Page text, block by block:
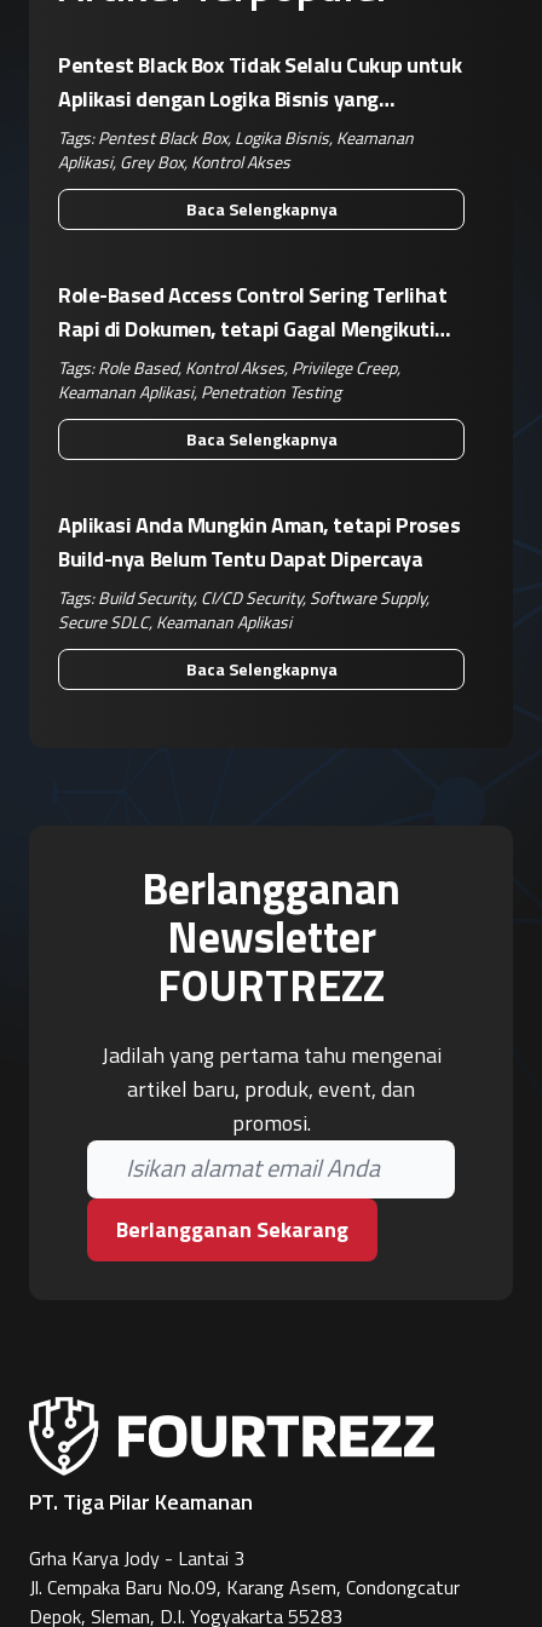
Pentest Black Box Tidak Selalu Cukup untuk
Aplikasi dengan Logika Bisnis yang
Kompleks
Tags:Pentest Black Box,Logika Bisnis,Keamanan
Aplikasi,Grey Box,Kontrol Akses
Baca Selengkapnya
Role-Based Access Control Sering Terlihat
Rapi di Dokumen, tetapi Gagal Mengikuti
Operasional Nyata
Tags:Role Based,Kontrol Akses,Privilege Creep,
Keamanan Aplikasi,Penetration Testing
Baca Selengkapnya
Aplikasi Anda Mungkin Aman, tetapi Proses
Build-nya Belum Tentu Dapat Dipercaya
Tags:Build Security,CI/CD Security,Software Supply,
Secure SDLC,Keamanan Aplikasi
Baca Selengkapnya
Berlangganan
Newsletter
FOURTREZZ
Jadilah yang pertama tahu mengenai
artikel baru, produk, event, dan
promosi.
Berlangganan Sekarang
PT. Tiga Pilar Keamanan
Grha Karya Jody - Lantai 3
Jl. Cempaka Baru No.09, Karang Asem, Condongcatur
Depok, Sleman, D.I. Yogyakarta 55283